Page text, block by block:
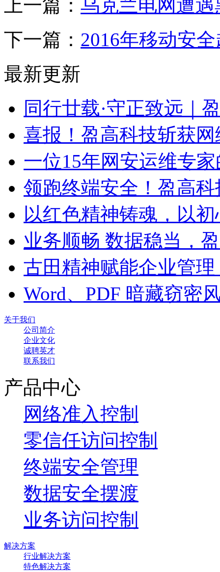
上一篇： 乌克兰电网遭
下一篇： 2016年移动安
最新更新
同行廿载·守正致远｜
喜报！盈高科技斩获
一位15年网安运维专
领跑终端安全！盈高
以红色精神铸魂，以
业务顺畅 数据稳当，
古田精神赋能企业管
Word、PDF 暗藏窃密
关于我们
公司简介
企业文化
诚聘英才
联系我们
产品中心
网络准入控制
零信任访问控制
终端安全管理
数据安全摆渡
业务访问控制
解决方案
行业解决方案
特色解决方案